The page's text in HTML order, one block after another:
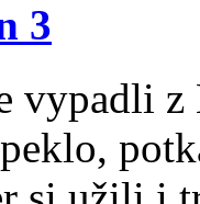
3
vypadli